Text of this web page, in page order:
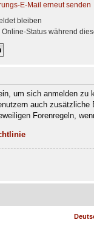
E-Mail erneut senden
bleiben
Online-Status während
um sich anmelden zu
auch
Forenregeln,